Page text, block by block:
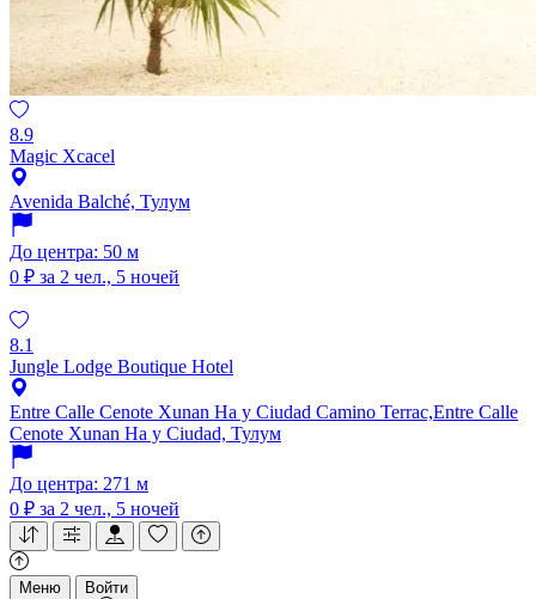
8.9
Magic Xcacel
Avenida Balché, Тулум
До центра: 50 м
0 ₽ за 2 чел., 5 ночей
8.1
Jungle Lodge Boutique Hotel
Entre Calle Cenote Xunan Ha y Ciudad Camino Terrac,Entre Calle
Cenote Xunan Ha y Ciudad, Тулум
До центра: 271 м
0 ₽ за 2 чел., 5 ночей
Меню Войти